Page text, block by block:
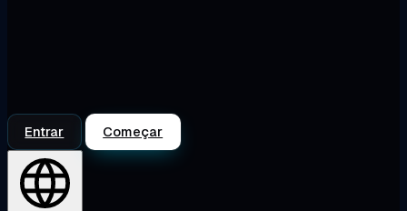
Entrar Começar